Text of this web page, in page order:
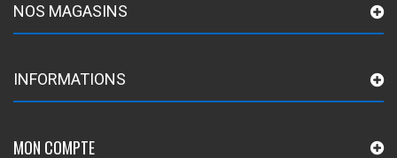
NOS MAGASINS
INFORMATIONS
MON COMPTE